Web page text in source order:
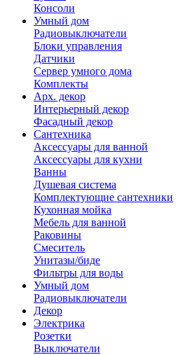
Консоли
Умный дом
Радиовыключатели
Блоки управления
Датчики
Сервер умного дома
Комплекты
Арх. декор
Интерьерный декор
Фасадный декор
Сантехника
Аксессуары для ванной
Аксессуары для кухни
Ванны
Душевая система
Комплектующие сантехники
Кухонная мойка
Мебель для ванной
Раковины
Смеситель
Унитазы/биде
Фильтры для воды
Умный дом
Радиовыключатели
Декор
Электрика
Розетки
Выключатели